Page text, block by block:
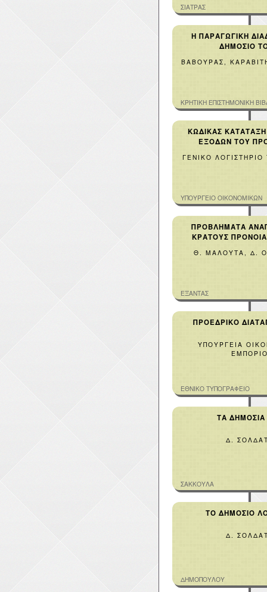
ΣΙΑΤΡΑΣ
Η ΠΑΡΑΓΩΓΙΚΗ
ΔΗΜΟΣΙΟ
ΒΑΒΟΥΡΑΣ,
ΚΡΗΤΙΚΗ ΕΠΙΣΤΗΜΟΝΙΚΗ
ΚΩΔΙΚΑΣ
ΕΞΟΔΩΝ ΤΟΥ
ΓΕΝΙΚΟ
ΥΠΟΥΡΓΕΙΟ ΟΙΚΟΝΟΜΙΚΩΝ
ΠΡΟΒΛΗΜΑΤΑ
ΚΡΑΤΟΥΣ
Θ. ΜΑΛΟΥΤΑ, Δ.
ΕΞΑΝΤΑΣ
ΠΡΟΕΔΡΙΚΟ
ΥΠΟΥΡΓΕΙΑ
ΕΘΝΙΚΟ ΤΥΠΟΓΡΑΦΕΙΟ
ΤΑ
Δ.
ΣΑΚΚΟΥΛΑ
ΤΟ ΔΗΜΟΣΙΟ
Δ.
ΔΗΜΟΠΟΥΛΟΥ